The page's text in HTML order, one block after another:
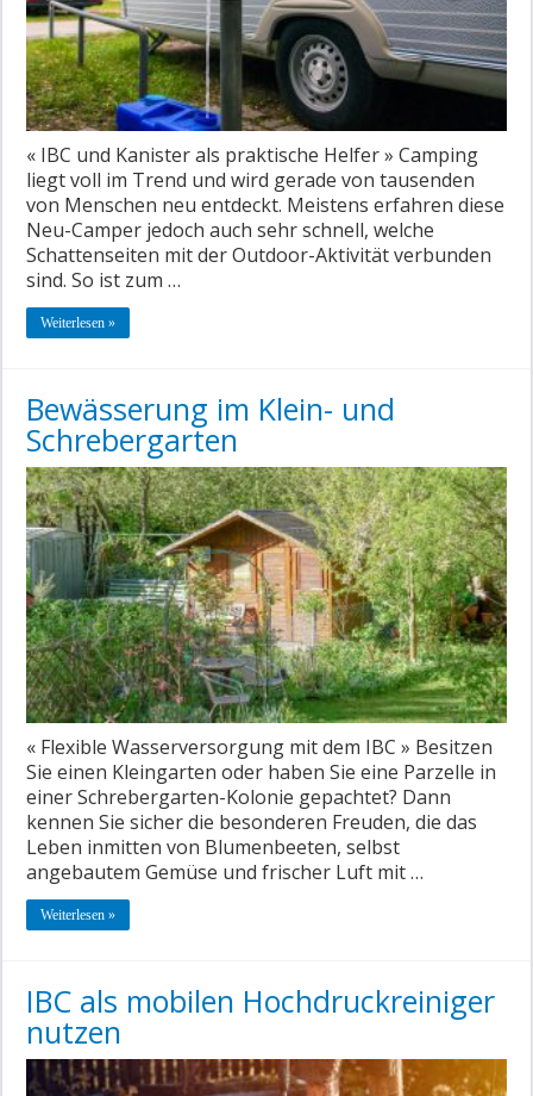
« IBC und Kanister als praktische Helfer » Camping
liegt voll im Trend und wird gerade von tausenden
von Menschen neu entdeckt. Meistens erfahren diese
Neu-Camper jedoch auch sehr schnell, welche
Schattenseiten mit der Outdoor-Aktivität verbunden
sind. So ist zum …
Weiterlesen »
Bewässerung im Klein- und
Schrebergarten
« Flexible Wasserversorgung mit dem IBC » Besitzen
Sie einen Kleingarten oder haben Sie eine Parzelle in
einer Schrebergarten-Kolonie gepachtet? Dann
kennen Sie sicher die besonderen Freuden, die das
Leben inmitten von Blumenbeeten, selbst
angebautem Gemüse und frischer Luft mit …
Weiterlesen »
IBC als mobilen Hochdruckreiniger
nutzen